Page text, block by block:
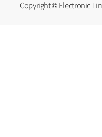
Copyright © Electronic